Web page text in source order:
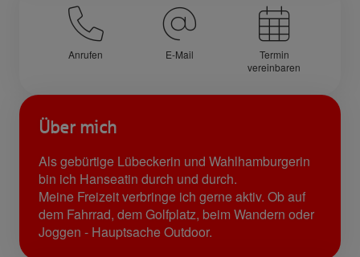
Anrufen E-Mail
Termin
vereinbaren
Über mich
Als gebürtige Lübeckerin und Wahlhamburgerin
bin ich Hanseatin durch und durch.
Meine Freizeit verbringe ich gerne aktiv. Ob auf
dem Fahrrad, dem Golfplatz, beim Wandern oder
Joggen - Hauptsache Outdoor.